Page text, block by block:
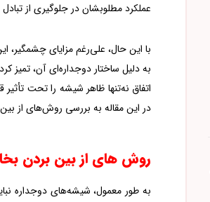
عملکرد مطلوبشان در جلوگیری از
با این حال، علی‌رغم مزایای چشمگیر،
به دلیل ساختار دوجداره‌ای آن،
اتفاق نه‌تنها ظاهر شیشه را تحت
در این مقاله به بررسی روش‌های از
روش های از بین بردن‌
به طور معمول، شیشه‌های دوجداره